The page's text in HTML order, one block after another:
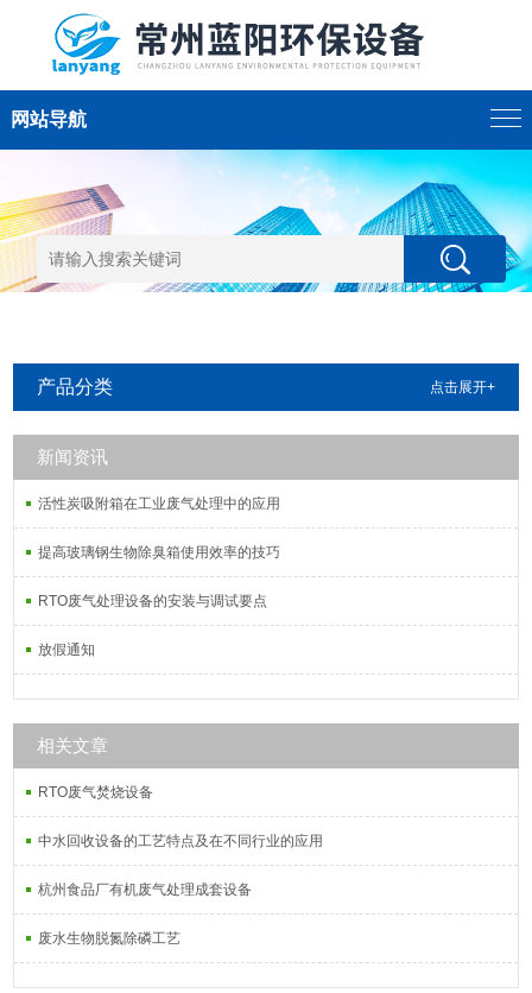
网站导航
产品分类 点击展开+
新闻资讯
活性炭吸附箱在工业废气处理中的应用
提高玻璃钢生物除臭箱使用效率的技巧
RTO废气处理设备的安装与调试要点
放假通知
相关文章
RTO废气焚烧设备
中水回收设备的工艺特点及在不同行业的应用
杭州食品厂有机废气处理成套设备
废水生物脱氮除磷工艺